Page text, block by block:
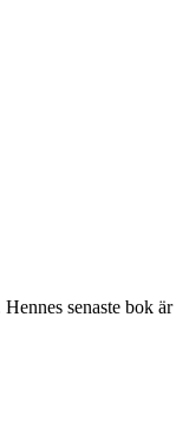
senaste bok är